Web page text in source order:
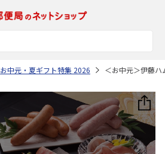
お中元・夏ギフト特集 2026 ＜お中元＞伊藤